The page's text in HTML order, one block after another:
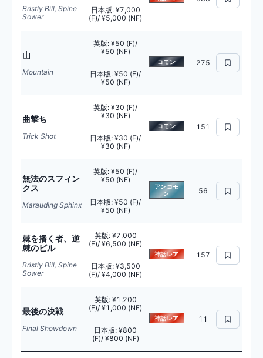
Bristly Bill, Spine
Sower
日本版: ¥7,000
(F)/ ¥5,000 (NF)
山
Mountain
英版: ¥50 (F)/
¥50 (NF)
日本版: ¥50 (F)/
¥50 (NF)
コモン 275
曲撃ち
Trick Shot
英版: ¥30 (F)/
¥30 (NF)
日本版: ¥30 (F)/
¥30 (NF)
コモン 151
無法のスフィン
クス
Marauding Sphinx
英版: ¥50 (F)/
¥50 (NF)
日本版: ¥50 (F)/
¥50 (NF)
アンコモ
ン
56
棘を播く者、逆
棘のビル
Bristly Bill, Spine
Sower
英版: ¥7,000
(F)/ ¥6,500 (NF)
日本版: ¥3,500
(F)/ ¥4,000 (NF)
神話レア 157
最後の決戦
Final Showdown
英版: ¥1,200
(F)/ ¥1,000 (NF)
日本版: ¥800
(F)/ ¥800 (NF)
神話レア 11